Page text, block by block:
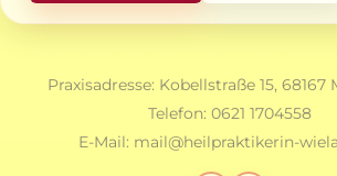
Praxisadresse: Kobellstraße 15, 68167
Telefon: 0621 1704558
E-Mail: mail@heilpraktikerin-